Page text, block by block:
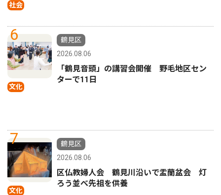
社会
6
文化
鶴見区
2026.08.06
「鶴見音頭」の講習会開催 野毛地区セン
ターで11日
7
文化
鶴見区
2026.08.06
区仏教婦人会 鶴見川沿いで盂蘭盆会 灯
ろう並べ先祖を供養